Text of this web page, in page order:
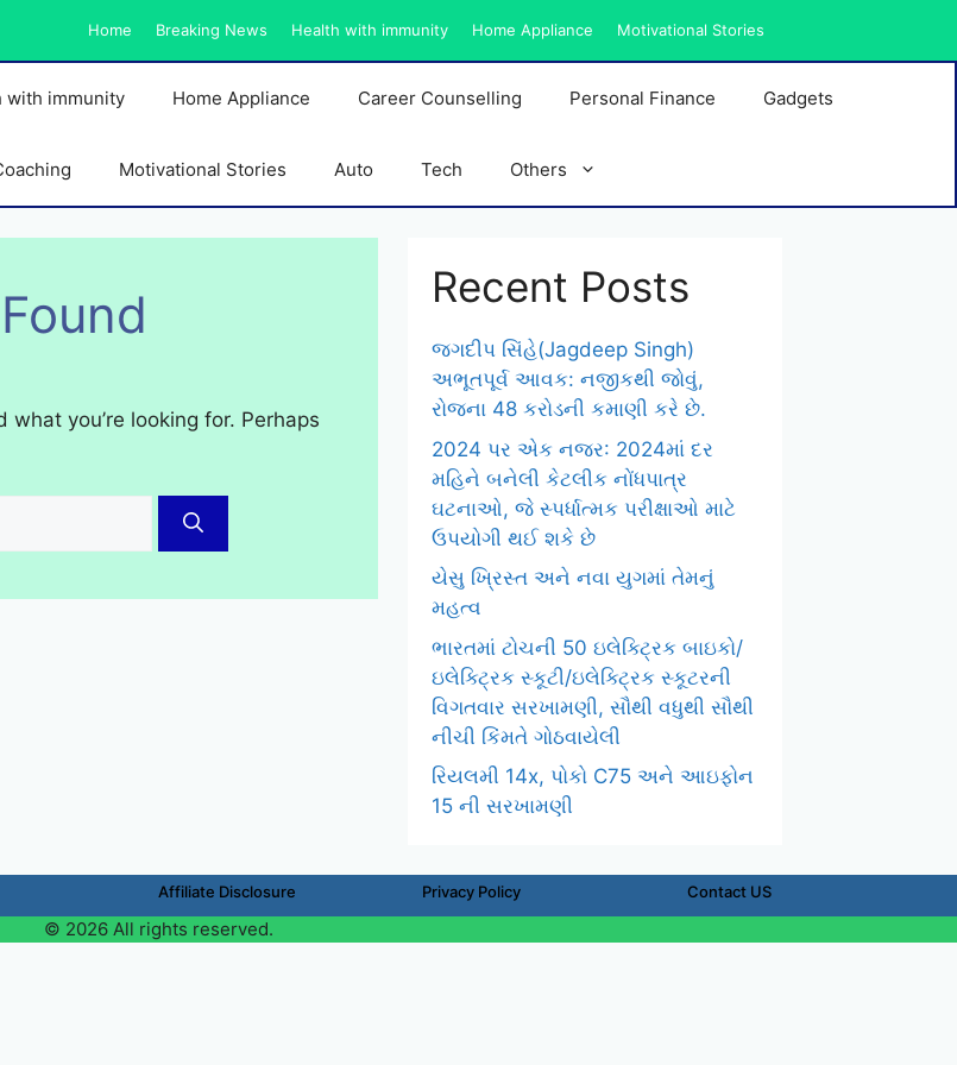
Home Breaking News Health with immunity Home Appliance Motivational Stories
with immunity Home Appliance Career Counselling Personal Finance Gadgets
Motivational Stories Auto Tech Others
what you’re looking for. Perhaps
Recent Posts
જગદીપ સિંહે(Jagdeep Singh)
અભૂતપૂર્વ આવક: નજીકથી જોવું,
રોજના 48 કરોડની કમાણી કરે છે.
2024 પર એક નજર: 2024માં દર
મહિને બનેલી કેટલીક નોંધપાત્ર
ઘટનાઓ, જે સ્પર્ધાત્મક પરીક્ષાઓ માટે
ઉપયોગી થઈ શકે છે
યેસુ ખ્રિસ્ત અને નવા યુગમાં તેમનું
મહત્વ
ભારતમાં ટોચની 50 ઇલેક્ટ્રિક બાઇકો/
ઇલેક્ટ્રિક સ્કૂટી/ઇલેક્ટ્રિક સ્કૂટરની
વિગતવાર સરખામણી, સૌથી વધુથી સૌથી
નીચી કિંમતે ગોઠવાયેલી
રિયલમી 14x, પોકો C75 અને આઇફોન
15 ની સરખામણી
Affiliate Disclosure Privacy Policy Contact US
© 2026 All rights reserved.